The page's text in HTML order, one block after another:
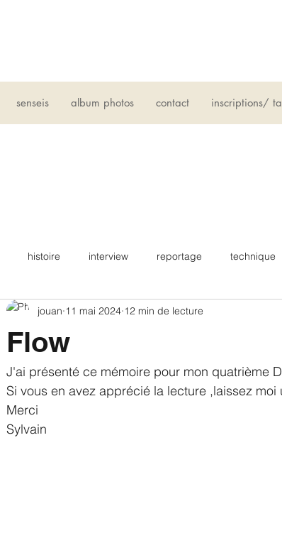
senseis album photos contact inscriptions/
histoire interview reportage technique
Flow
jouan 11 mai 2024 12 min de lecture
J'ai présenté ce mémoire pour mon quatrième
Si vous en avez apprécié la lecture ,laissez moi
Merci
Sylvain